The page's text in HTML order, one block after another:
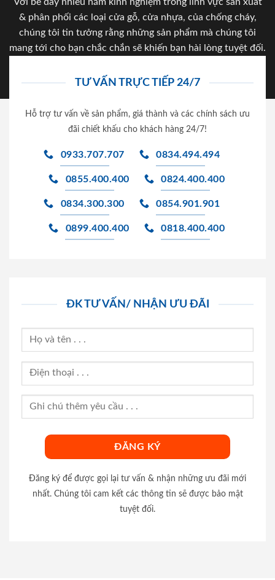
Với bề dày nhiều năm kinh nghiệm trong lĩnh vực sản xuất
& phân phối các loại cửa gỗ, cửa nhựa, của chống cháy,
chúng tôi tin tưởng rằng những sản phẩm mà chúng tôi
mang tới cho bạn chắc chắn sẽ khiến bạn hài lòng tuyệt đối.
TƯ VẤN TRỰC TIẾP 24/7
Hỗ trợ tư vấn về sản phẩm, giá thành và các chính sách ưu
đãi chiết khấu cho khách hàng 24/7!
0933.707.707 0834.494.494
0855.400.400 0824.400.400
0834.300.300 0854.901.901
0899.400.400 0818.400.400
ĐK TƯ VẤN/ NHẬN ƯU ĐÃI
Đăng ký để được gọi lại tư vấn & nhận những ưu đãi mới
nhất. Chúng tôi cam kết các thông tin sẽ được bảo mật
tuyệt đối.